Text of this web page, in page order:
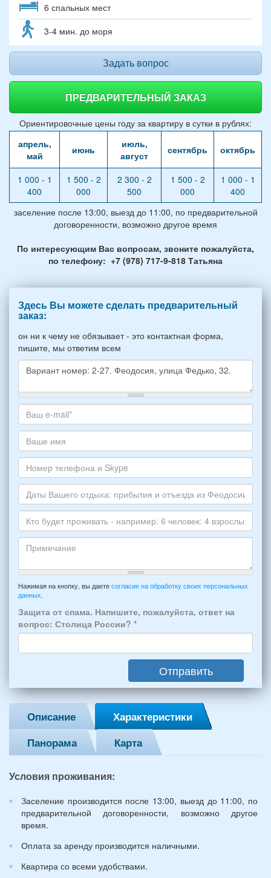
6 спальных мест
3-4 мин. до моря
Задать вопрос
ПРЕДВАРИТЕЛЬНЫЙ ЗАКАЗ
Ориентировочные цены году за квартиру в сутки в рублях:
апрель,
май
июнь
июль,
август
сентябрь октябрь
1 000 - 1
400
1 500 - 2
000
2 300 - 2
500
1 500 - 2
000
1 000 - 1
400
заселение после 13:00, выезд до 11:00, по предварительной
договоренности, возможно другое время
По интересующим Вас вопросам, звоните пожалуйста,
по телефону: +7 (978) 717-9-818 Татьяна
Здесь Вы можете сделать предварительный
заказ:
он ни к чему не обязывает - это контактная форма,
пишите, мы ответим всем
Какое
жилье
хотите
снять,
укажите
пожалуйста
НОМЕР
варианта:
*
Ваш
адрес
электронной
почты
*
Ваше
имя
Номер
телефона
и
Skype
Даты
Вашего
отдыха:
прибытия
отъезда
из
Феодосии:
*
Кто
будет
-
например:
6
человек:
4
взрослых
и
2
детей
(возраст
и
лет):
Примечание
Нажимая на кнопку, вы даете согласие на обработку своих персональных
данных
Защита от спама. Напишите, пожалуйста, ответ на
вопрос: Столица России? *
Отправить
Описание
Характеристики
Панорама
Карта
Условия проживания:
Заселение производится после 13:00, выезд до 11:00, по
предварительной договоренности, возможно другое
время.
Оплата за аренду производится наличными.
Квартира со всеми удобствами.